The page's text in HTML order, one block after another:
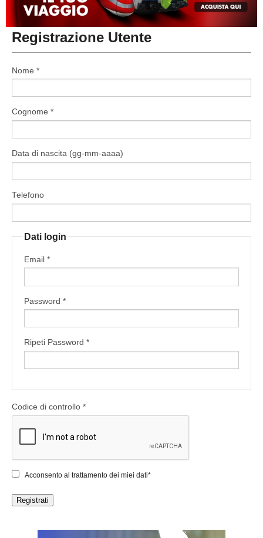
MACERATA
PESARO URBINO
ECCELLENZA
PROMOZIONE
1^ CATEGORIA
3^ CATEGORIA
GIOVANILI
REGIONALI
DIRETTA
Registrazione Utente
Nome *
Cognome *
Data di nascita (gg-mm-aaaa)
Telefono
Dati login
Email *
Password *
Ripeti Password *
Codice di controllo *
Acconsento al trattamento dei miei dati*